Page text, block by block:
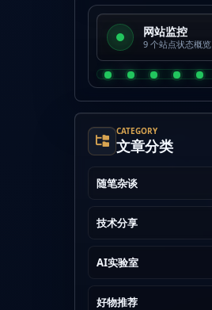
网站监控
9 个站点状态概览
CATEGORY
文章分类
随笔杂谈
技术分享
AI实验室
好物推荐